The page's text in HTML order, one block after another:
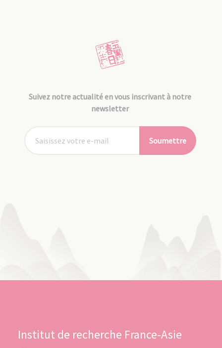
Suivez notre actualité en vous inscrivant à notre
newsletter
Soumettre
Institut de recherche France-Asie